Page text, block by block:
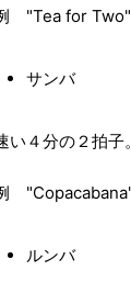
"Tea for Two"
サンバ
い４分の２拍子
ルンバ